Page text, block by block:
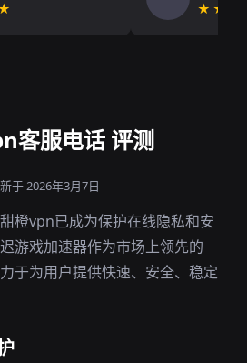
客服电话 评测
于 2026年3月7日
橙vpn已成为保护在线隐私和安
游戏加速器作为市场上领先的
于为用户提供快速、安全、稳定